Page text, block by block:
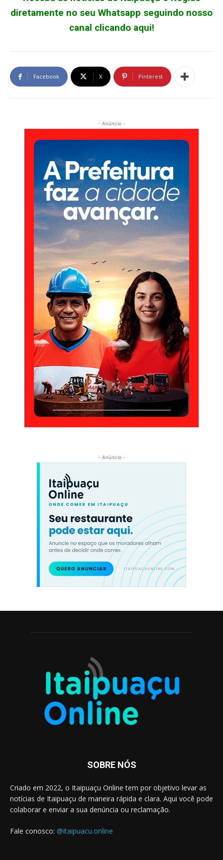
SOBRE NÓS
Criado em 2022, o Itaipuaçu Online tem por objetivo levar as
notícias de Itaipuaçu de maneira rápida e clara. Aqui você pode
colaborar e enviar a sua denúncia ou reclamação.
Fale conosco: @itaipuacu.online